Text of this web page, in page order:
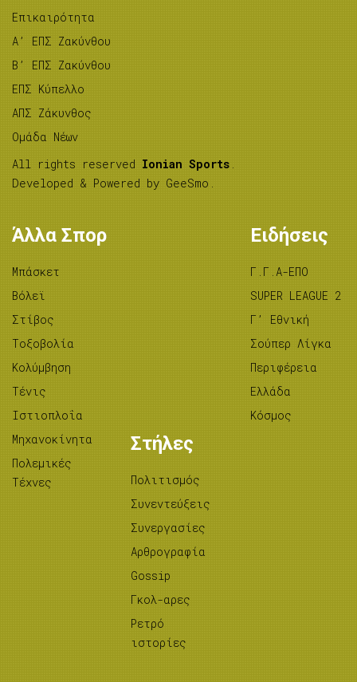
Επικαιρότητα
A’ ΕΠΣ Ζακύνθου
B’ ΕΠΣ Ζακύνθου
ΕΠΣ Κύπελλο
ΑΠΣ Ζάκυνθος
Ομάδα Νέων
All rights reserved Ionian Sports .
Developed & Powered by GeeSmo .
Άλλα Σπορ
Μπάσκετ
Βόλεϊ
Στίβος
Tοξοβολία
Κολύμβηση
Τένις
Ιστιοπλοΐα
Μηχανοκίνητα
Πολεμικές
Τέχνες
Ειδήσεις
Γ.Γ.Α-ΕΠΟ
SUPER LEAGUE 2
Γ’ Εθνική
Σούπερ Λίγκα
Περιφέρεια
Ελλάδα
Κόσμος
Στήλες
Πολιτισμός
Συνεντεύξεις
Συνεργασίες
Αρθρογραφία
Gossip
Γκολ-αρες
Ρετρό
ιστορίες